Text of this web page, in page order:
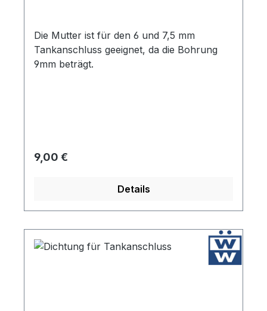
Die Mutter ist für den 6 und 7,5 mm
Tankanschluss geeignet, da die Bohrung
9mm beträgt.
Regulärer Preis:
9,00 €
Details